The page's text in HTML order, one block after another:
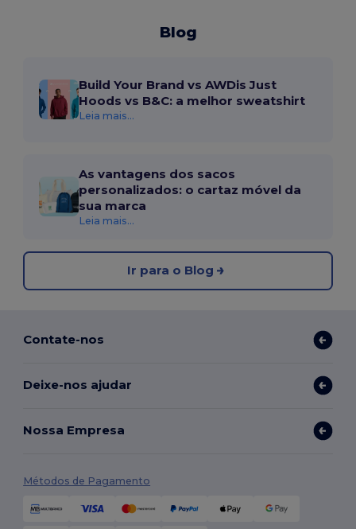
Blog
Build Your Brand vs AWDis Just
Hoods vs B&C: a melhor sweatshirt
Leia mais...
As vantagens dos sacos
personalizados: o cartaz móvel da
sua marca
Leia mais...
Ir para o Blog
Contate-nos
Deixe-nos ajudar
Nossa Empresa
Métodos de Pagamento